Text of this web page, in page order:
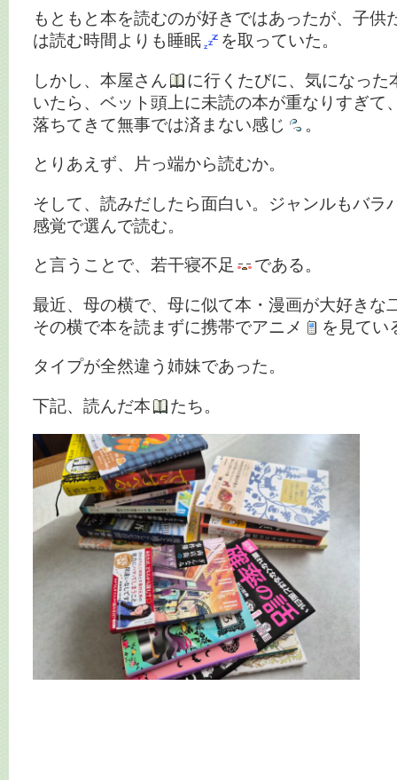
もともと本を読むのが好きではあったが、子供
は読む時間よりも睡眠
を取っていた。
しかし、本屋さん
に行くたびに、気になった
いたら、ベット頭上に未読の本が重なりすぎて
落ちてきて無事では済まない感じ
。
とりあえず、片っ端から読むか。
そして、読みだしたら面白い。ジャンルもバラ
感覚で選んで読む。
と言うことで、若干寝不足 である。
最近、母の横で、母に似て本・漫画が大好きな
その横で本を読まずに携帯でアニメ
を見てい
タイプが全然違う姉妹であった。
下記、読んだ本 たち。